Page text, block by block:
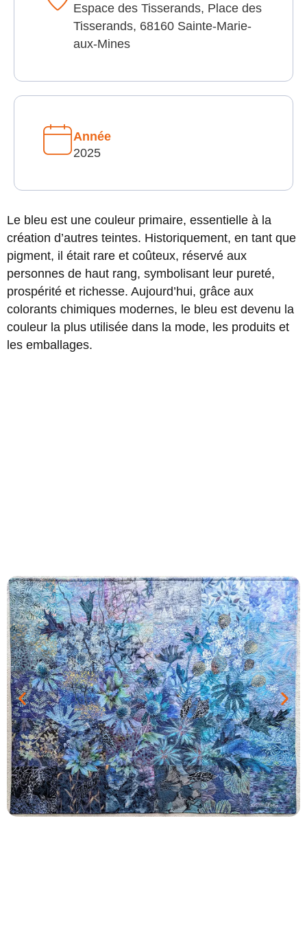
Espace des Tisserands, Place des
Tisserands, 68160 Sainte-Marie-
aux-Mines
Année
2025
Le bleu est une couleur primaire, essentielle à la
création d’autres teintes. Historiquement, en tant que
pigment, il était rare et coûteux, réservé aux
personnes de haut rang, symbolisant leur pureté,
prospérité et richesse. Aujourd’hui, grâce aux
colorants chimiques modernes, le bleu est devenu la
couleur la plus utilisée dans la mode, les produits et
les emballages.